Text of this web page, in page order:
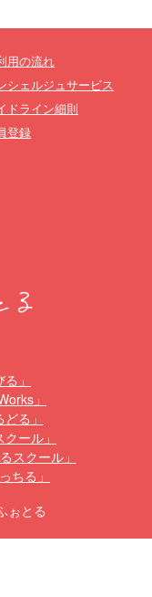
用の流れ
シェルジュサービス
ドライン細則
登録
」
」
る」
ール」
スクール」
ちる」
とる